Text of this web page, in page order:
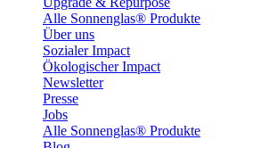
Alle Sonnenglas® Produkte
Über uns
Sozialer Impact
Ökologischer Impact
Newsletter
Presse
Jobs
Alle Sonnenglas® Produkte